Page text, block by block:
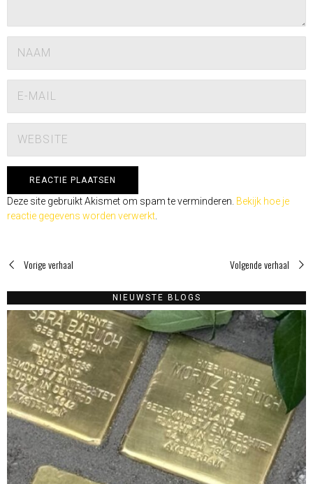
Deze site gebruikt Akismet om spam te verminderen. Bekijk hoe je
reactie gegevens worden verwerkt
Vorige verhaal Volgende verhaal
NIEUWSTE BLOGS